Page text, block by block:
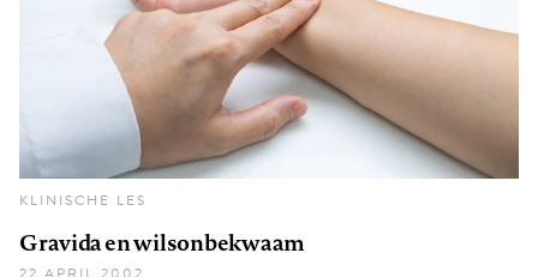
KLINISCHE LES
Gravida en wilsonbekwaam